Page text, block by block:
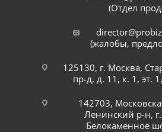
(Отдел
(жалобы,
125130, г. Москва,
пр-д, д. 11, к. 1, эт.
142703,
Ленинский р-н,
Белокаменное